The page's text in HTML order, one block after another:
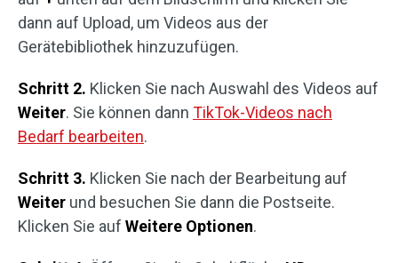
dann auf Upload, um Videos aus der
Gerätebibliothek hinzuzufügen.
Schritt 2. Klicken Sie nach Auswahl des Videos auf
Weiter. Sie können dann TikTok-Videos nach
Bedarf bearbeiten.
Schritt 3. Klicken Sie nach der Bearbeitung auf
Weiter und besuchen Sie dann die Postseite.
Klicken Sie auf Weitere Optionen.